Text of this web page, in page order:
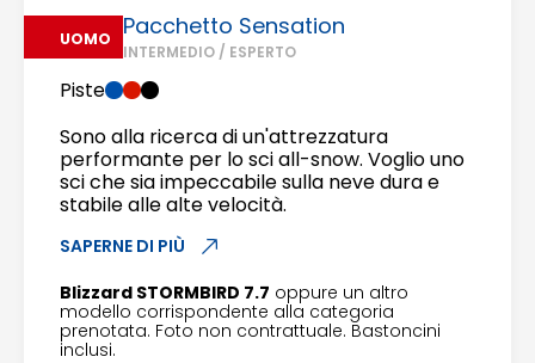
UOMO Pacchetto Sensation
INTERMEDIO / ESPERTO
Piste
Sono alla ricerca di un'attrezzatura
performante per lo sci all-snow. Voglio uno
sci che sia impeccabile sulla neve dura e
stabile alle alte velocità.
SAPERNE DI PIÙ
Blizzard STORMBIRD 7.7 oppure un altro
modello corrispondente alla categoria
prenotata. Foto non contrattuale. Bastoncini
inclusi.